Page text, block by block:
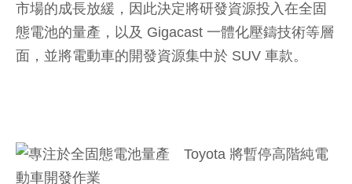
市場的成長放緩，因此決定將研發資源投入在全固
態電池的量產，以及 Gigacast 一體化壓鑄技術等層
面，並將電動車的開發資源集中於 SUV 車款。